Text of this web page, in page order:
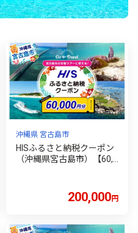
沖縄県 宮古島市
HISふるさと納税クーポン
（沖縄県宮古島市）【60,0
200,000円